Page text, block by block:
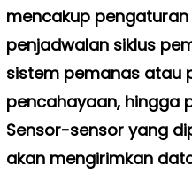
mencakup
penjadwalan siklus
sistem pemanas atau
pencahayaan, hingga
Sensor-sensor yang
akan mengirimkan